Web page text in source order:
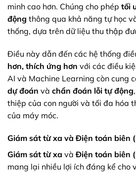
minh cao hơn. Chúng cho phép tối
động thông qua khả năng tự học
thống, dựa trên dữ liệu thu thập
Điều này dẫn đến các hệ thống
hơn, thích ứng hơn với các điều
AI và Machine Learning còn cung
dự đoán và chẩn đoán lỗi tự động
thiệp của con người và tối đa hóa
của máy móc.
Giám sát từ xa và Điện toán biên
Giám sát từ xa vàĐiện toán biên
mang lại nhiều lợi ích đáng kể cho